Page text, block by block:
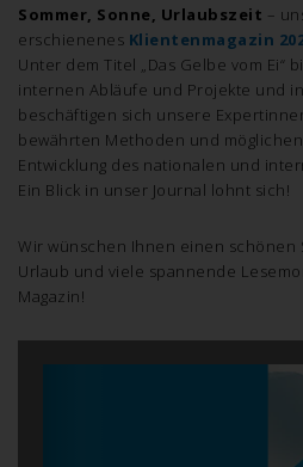
Sommer, Sonne, Urlaubszeit –
erschienenes Klientenmagazin
Unter dem Titel „Das Gelbe vom Ei“
internen Abläufe und Projekte und
beschäftigen sich unsere
bewährten Methoden und
Entwicklung des nationalen und
Ein Blick in unser Journal lohnt sich!
Wir wünschen Ihnen einen schönen
Urlaub und viele spannende
Magazin!